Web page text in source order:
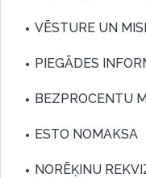
VĒSTURE UN
PIEGĀDES
BEZPROCENTU
ESTO NOMAKSA
NORĒĶINU